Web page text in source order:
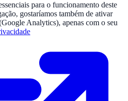
para o funcionamento deste
gostaríamos também de ativar
Analytics), apenas com o seu